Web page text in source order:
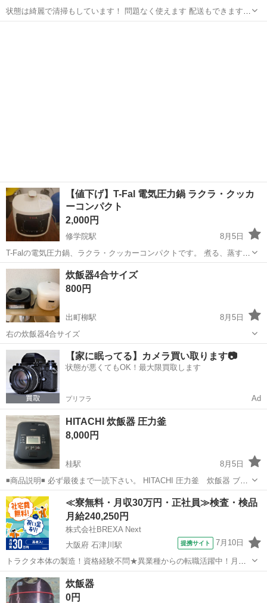
状態は綺麗で清掃もしています！ 問題なく使えます 配送もできます！
（配送料別）
【値下げ】T-Fal 電気圧力鍋 ラクラ・クッカ
ーコンパクト
2,000円
修学院駅
8月5日
T-Falの電気圧力鍋、ラクラ・クッカーコンパクトです。 煮る、蒸す、
炊飯、低温調理などをこれ1台でこなせます。 半年程炊飯機能のみ使
用し保管していました。 動作確認済みで状態も綺麗ですが、中古品で
あることの、ご理解よろ...
京都 京都市 修学院駅 キッチン家電
炊飯器4合サイズ
800円
出町柳駅
8月5日
右の炊飯器4合サイズ
京都 京都市 出町柳駅 キッチン家電
【家に眠ってる】カメラ買い取ります📷
状態が悪くてもOK！最大限買取します
プリフラ Ad
HITACHI 炊飯器 圧力釜
8,000円
桂駅
8月5日
◾️商品説明◾️ 必ず最後まで一読下さい。 HITACHI 圧力釜 炊飯器 ブラ
ック 2023年秋頃に購入し1年半ほど使用いたしました。 作動確認済み
•綺麗にしてお渡しできる時間がございません為、埃汚れのままお渡
し...
京都 京都市 桂駅 キッチン家電
≪寮無料・月収30万円・正社員≫検査・検品
月給240,250円
株式会社BREXA Next
大阪府 石津川駅
提携サイト 7月10日
トラクタ本体の製造！資格経験不問★異業種からの転職活躍中！月収
例29万円以上！生活支援物資事前対応可◎即日入寮OK！寮費はずっと
無料＆備品付き1R寮完備！赴任旅費会社負担！工場まで無料送迎あり
◎《大阪府堺市》 人気の工場の...
大阪 堺市 石津川駅
炊飯器
0円